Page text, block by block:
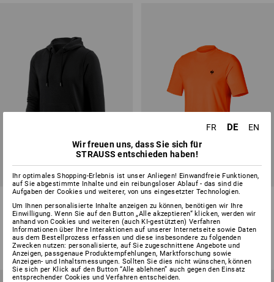
e.s. Hoody-Sweatshirt poly
cotton
19 Farben
ab 31,08 €
(m. MwSt.) ab 30 Stück
Visibility Funktions T-Shirt UV
e.s.trail
2 Farben
ab 15,48 €
(m. MwSt.) ab 10 Stück
FR DE
EN
Wir freuen uns, dass Sie sich für
STRAUSS entschieden haben!
Ihr optimales Shopping-Erlebnis ist unser Anliegen! Einwandfreie Funktionen,
auf Sie abgestimmte Inhalte und ein reibungsloser Ablauf - das sind die
Aufgaben der Cookies und weiterer, von uns eingesetzter Technologien.
Um Ihnen personalisierte Inhalte anzeigen zu können, benötigen wir Ihre
Einwilligung. Wenn Sie auf den Button „Alle akzeptieren“ klicken, werden wir
anhand von Cookies und weiteren (auch KI-gestützten) Verfahren
Informationen über Ihre Interaktionen auf unserer Internetseite sowie Daten
aus dem Bestellprozess erfassen und diese insbesondere zu folgenden
Zwecken nutzen: personalisierte, auf Sie zugeschnittene Angebote und
Anzeigen, passgenaue Produktempfehlungen, Marktforschung sowie
Anzeigen- und Inhaltsmessungen. Sollten Sie dies nicht wünschen, können
Sie sich per Klick auf den Button “Alle ablehnen” auch gegen den Einsatz
entsprechender Cookies und Verfahren entscheiden.